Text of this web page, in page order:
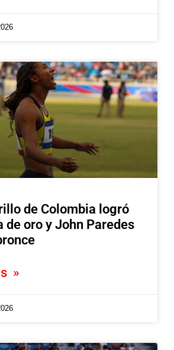
de Colombia logró
de oro y John Paredes
»